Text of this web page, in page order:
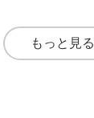
もっと見る